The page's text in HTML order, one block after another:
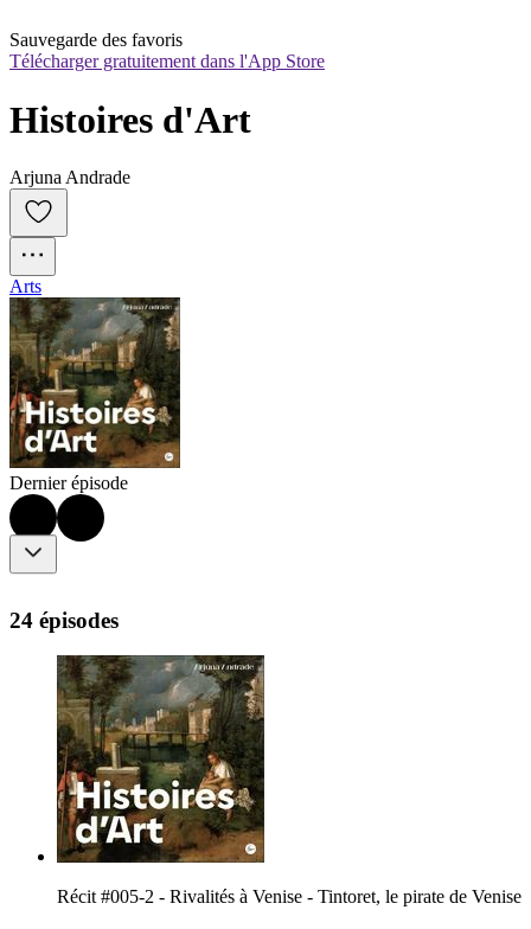
Sauvegarde des favoris
Télécharger gratuitement dans l'App Store
Histoires d'Art
Arjuna Andrade
Arts
Dernier épisode
24 épisodes
Récit #005-2 - Rivalités à Venise - Tintoret, le pirate de Venise